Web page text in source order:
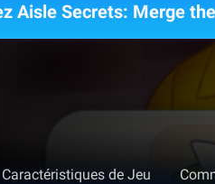
Aisle Secrets: Merge
Caractéristiques de Jeu